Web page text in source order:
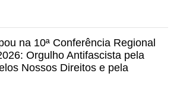
na 10ª Conferência Regional
Orgulho Antifascista pela
Nossos Direitos e pela